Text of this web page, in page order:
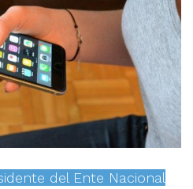
del Ente Nacional